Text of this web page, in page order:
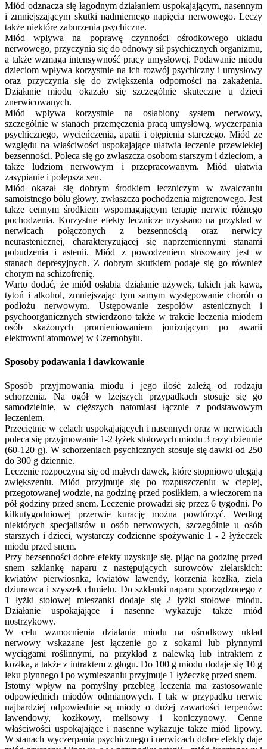
Miód odznacza się łagodnym działaniem uspokajającym, nasennym
i zmniejszającym skutki nadmiernego napięcia nerwowego. Leczy
także niektóre zaburzenia psychiczne.
Miód wpływa na poprawę czynności ośrodkowego układu
nerwowego, przyczynia się do odnowy sił psychicznych organizmu,
a także wzmaga intensywność pracy umysłowej. Podawanie miodu
dzieciom wpływa korzystnie na ich rozwój psychiczny i umysłowy
oraz przyczynia się do zwiększenia odporności na zakażenia.
Działanie miodu okazało się szczególnie skuteczne u dzieci
znerwicowanych.
Miód wpływa korzystnie na osłabiony system nerwowy,
szczególnie w stanach przemęczenia pracą umysłową, wyczerpania
psychicznego, wycieńczenia, apatii i otępienia starczego. Miód ze
względu na właściwości uspokajające ułatwia leczenie przewlekłej
bezsenności. Poleca się go zwłaszcza osobom starszym i dzieciom, a
także ludziom nerwowym i przepracowanym. Miód ułatwia
zasypianie i polepsza sen.
Miód okazał się dobrym środkiem leczniczym w zwalczaniu
samoistnego bólu głowy, zwłaszcza pochodzenia migrenowego. Jest
także cennym środkiem wspomagającym terapię nerwic różnego
pochodzenia. Korzystne efekty lecznicze uzyskano na przykład w
nerwicach połączonych z bezsennością oraz nerwicy
neurastenicznej, charakteryzującej się naprzemiennymi stanami
pobudzenia i astenii. Miód z powodzeniem stosowany jest w
stanach depresyjnych. Z dobrym skutkiem podaje się go również
chorym na schizofrenię.
Warto dodać, że miód osłabia działanie używek, takich jak kawa,
tytoń i alkohol, zmniejszając tym samym występowanie chorób o
podłożu nerwowym. Ustępowanie zespołów astenicznych i
psychoorganicznych stwierdzono także w trakcie leczenia miodem
osób skażonych promieniowaniem jonizującym po awarii
elektrowni atomowej w Czernobylu.
Sposoby podawania i dawkowanie
Sposób przyjmowania miodu i jego ilość zależą od rodzaju
schorzenia. Na ogół w lżejszych przypadkach stosuje się go
samodzielnie, w cięższych natomiast łącznie z podstawowym
leczeniem.
Przeciętnie w celach uspokajających i nasennych oraz w nerwicach
poleca się przyjmowanie 1-2 łyżek stołowych miodu 3 razy dziennie
(60-120 g). W schorzeniach psychicznych stosuje się dawki od 250
do 300 g dziennie.
Leczenie rozpoczyna się od małych dawek, które stopniowo ulegają
zwiększeniu. Miód przyjmuje się po rozpuszczeniu w ciepłej,
przegotowanej wodzie, na godzinę przed posiłkiem, a wieczorem na
pół godziny przed snem. Leczenie prowadzi się przez 6 tygodni. Po
kilkutygodniowej przerwie kurację można powtórzyć. Według
niektórych specjalistów u osób nerwowych, szczególnie u osób
starszych i dzieci, wystarczy codzienne spożywanie 1 - 2 łyżeczek
miodu przed snem.
Przy bezsenności dobre efekty uzyskuje się, pijąc na godzinę przed
snem szklankę naparu z następujących surowców zielarskich:
kwiatów pierwiosnka, kwiatów lawendy, korzenia kozłka, ziela
dziurawca i szyszek chmielu. Do szklanki naparu sporządzonego z
1 łyżki stołowej mieszanki dodaje się 2 łyżki stołowe miodu.
Działanie uspokajające i nasenne wykazuje także miód
nostrzykowy.
W celu wzmocnienia działania miodu na ośrodkowy układ
nerwowy wskazane jest łączenie go z sokami lub płynnymi
wyciągami roślinnymi, na przykład z nalewką lub intraktem z
kozłka, a także z intraktem z głogu. Do 100 g miodu dodaje się 10 g
leku płynnego i po wymieszaniu przyjmuje 1 łyżeczkę przed snem.
Istotny wpływ na pomyślny przebieg leczenia ma zastosowanie
odpowiednich miodów odmianowych. I tak w przypadku nerwic
najbardziej odpowiednie są miody o dużej zawartości terpenów:
lawendowy, kozłkowy, melisowy i koniczynowy. Cenne
właściwości uspokajające i nasenne wykazuje także miód lipowy.
W stanach wyczerpania psychicznego i nerwicach dobre efekty daje